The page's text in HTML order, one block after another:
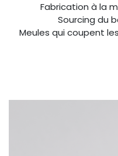
Fabrication à la
Sourcing du
Meules qui coupent